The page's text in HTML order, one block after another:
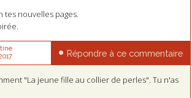
tes nouvelles pages.
Répondre à ce commentaire
"La jeune fille au collier de perles". Tu n'as